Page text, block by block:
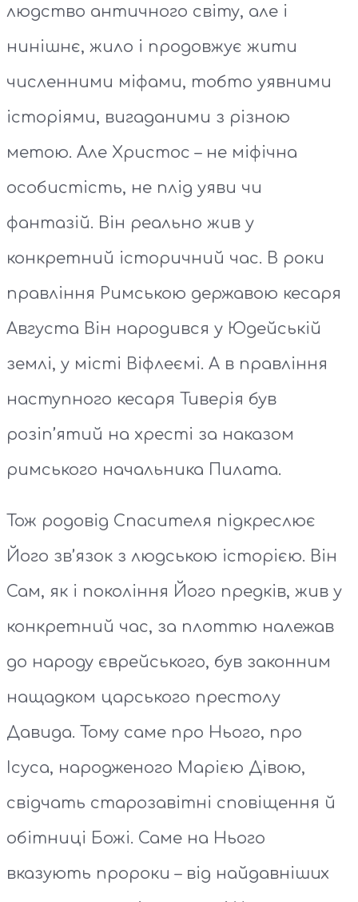
людство античного світу, але і
нинішнє, жило і продовжує жити
численними міфами, тобто уявними
історіями, вигаданими з різною
метою. Але Христос – не міфічна
особистість, не плід уяви чи
фантазій. Він реально жив у
конкретний історичний час. В роки
правління Римською державою кесаря
Августа Він народився у Юдейській
землі, у місті Віфлеємі. А в правління
наступного кесаря Тиверія був
розіп’ятий на хресті за наказом
римського начальника Пилата.
Тож родовід Спасителя підкреслює
Його зв’язок з людською історією. Він
Сам, як і покоління Його предків, жив у
конкретний час, за плоттю належав
до народу єврейського, був законним
нащадком царського престолу
Давида. Тому саме про Нього, про
Ісуса, народженого Марією Дівою,
свідчать старозавітні сповіщення й
обітниці Божі. Саме на Нього
вказують пророки – від найдавніших